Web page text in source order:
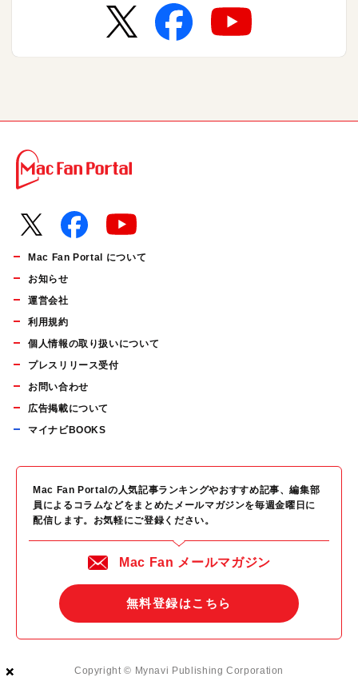
×
×
×
Mac Fan Portal について
お知らせ
運営会社
利用規約
個人情報の取り扱いについて
プレスリリース受付
お問い合わせ
広告掲載について
マイナビBOOKS
Mac Fan Portalの人気記事ランキングやおすすめ記事、編集部
員によるコラムなどをまとめたメールマガジンを毎週金曜日に
配信します。お気軽にご登録ください。
Mac Fan メールマガジン
無料登録はこちら
Copyright © Mynavi Publishing Corporation